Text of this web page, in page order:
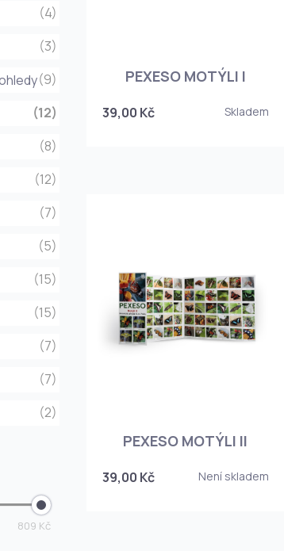
(4)
(3)
(9)
(12)
(8)
(12)
(7)
(5)
(15)
(15)
(7)
(7)
(2)
809 Kč
PEXESO MOTÝLI I
39,00 Kč Skladem
PEXESO MOTÝLI II
39,00 Kč Není skladem